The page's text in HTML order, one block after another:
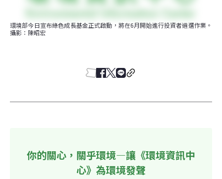
環境部今日宣布綠色成長基金正式啟動，將在6月開始進行投資者遴選作業。
攝影：陳昭宏
你的關心，關乎環境—讓《環境資訊中
心》為環境發聲